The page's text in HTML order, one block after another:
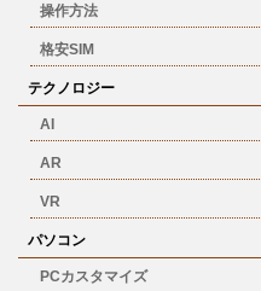
操作方法
格安SIM
テクノロジー
AI
AR
VR
パソコン
PCカスタマイズ